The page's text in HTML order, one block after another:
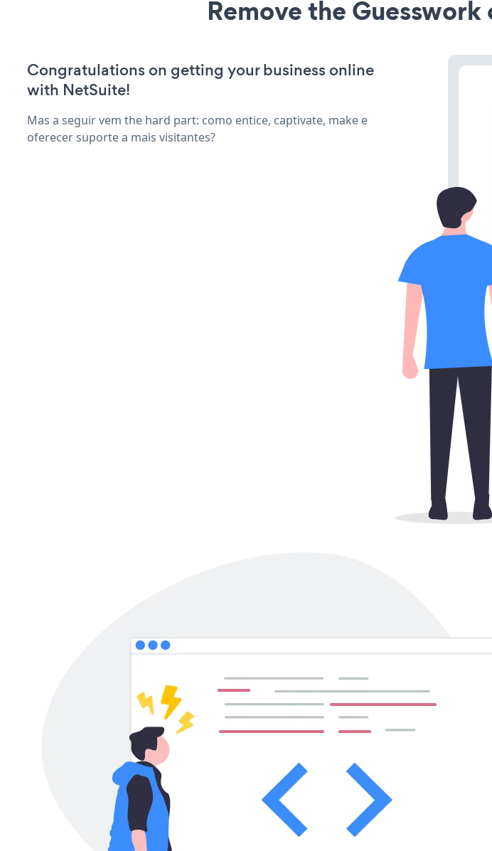
Remove the
Congratulations on getting your business online
with NetSuite!
Mas a seguir vem the hard part: como entice, captivate, make e
oferecer suporte a mais visitantes?